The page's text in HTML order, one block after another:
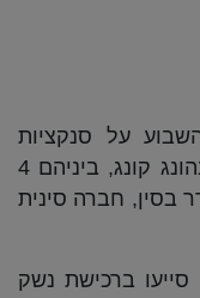
על סנקציות
חדשות על 9 אנשים וגופים בסין ובהונג קונג, ביניהם 4
בסין, חברה סינית
ברכישת נשק